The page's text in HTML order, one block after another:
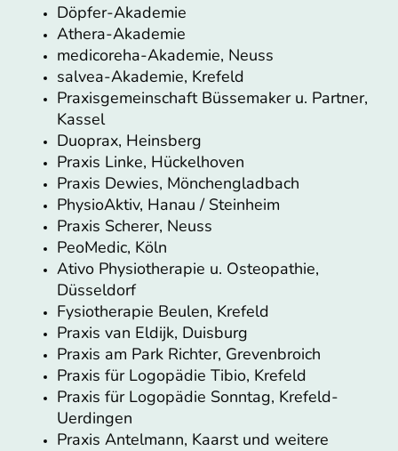
Döpfer-Akademie
Athera-Akademie
medicoreha-Akademie, Neuss
salvea-Akademie, Krefeld
Praxisgemeinschaft Büssemaker u. Partner,
Kassel
Duoprax, Heinsberg
Praxis Linke, Hückelhoven
Praxis Dewies, Mönchengladbach
PhysioAktiv, Hanau / Steinheim
Praxis Scherer, Neuss
PeoMedic, Köln
Ativo Physiotherapie u. Osteopathie,
Düsseldorf
Fysiotherapie Beulen, Krefeld
Praxis van Eldijk, Duisburg
Praxis am Park Richter, Grevenbroich
Praxis für Logopädie Tibio, Krefeld
Praxis für Logopädie Sonntag, Krefeld-
Uerdingen
Praxis Antelmann, Kaarst und weitere